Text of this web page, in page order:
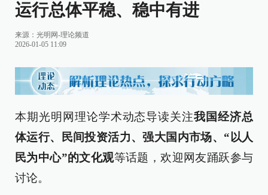
运行总体平稳、稳中有进
来源： 光明网-理论频道
2026-01-05 11:09
本期光明网理论学术动态导读关注我国经济总
体运行、民间投资活力、强大国内市场、“以人
民为中心”的文化观等话题，欢迎网友踊跃参与
讨论。